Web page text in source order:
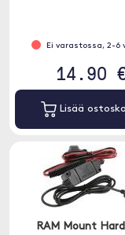
Ei varastossa, 2-6
14.90
Lisää
RAM Mount